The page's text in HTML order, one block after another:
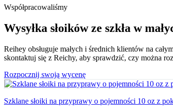
Współpracowaliśmy
Wysyłka słoików ze szkła w
Reihey obsługuje małych i średnich klientów na
skontaktuj się z Reichy, aby sprawdzić, czy można
Rozpocznij swoją wycenę
Szklane słoiki na przyprawy o pojemności 10 oz z